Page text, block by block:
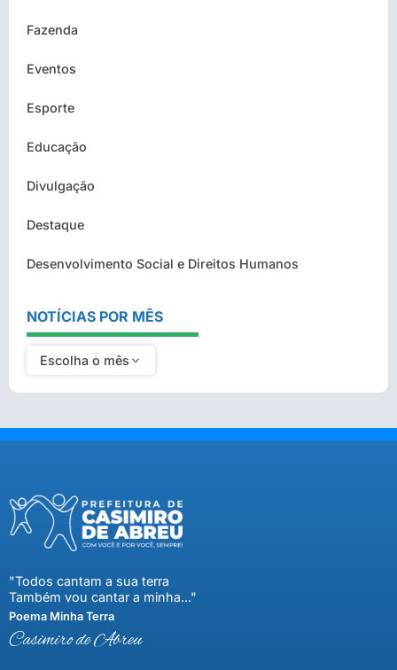
Fazenda
Eventos
Esporte
Educação
Divulgação
Destaque
Desenvolvimento Social e Direitos Humanos
NOTÍCIAS POR MÊS
Escolha o mês
"Todos cantam a sua terra
Também vou cantar a minha..."
Poema Minha Terra
Casimiro de Abreu